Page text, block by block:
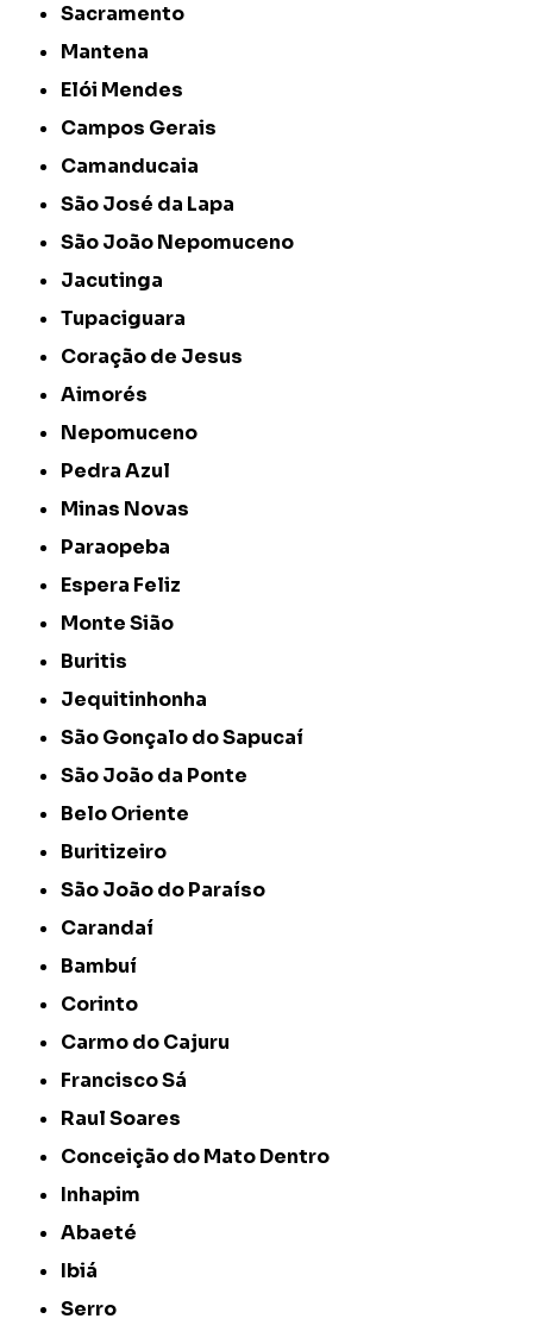
Sacramento
Mantena
Elói Mendes
Campos Gerais
Camanducaia
São José da Lapa
São João Nepomuceno
Jacutinga
Tupaciguara
Coração de Jesus
Aimorés
Nepomuceno
Pedra Azul
Minas Novas
Paraopeba
Espera Feliz
Monte Sião
Buritis
Jequitinhonha
São Gonçalo do Sapucaí
São João da Ponte
Belo Oriente
Buritizeiro
São João do Paraíso
Carandaí
Bambuí
Corinto
Carmo do Cajuru
Francisco Sá
Raul Soares
Conceição do Mato Dentro
Inhapim
Abaeté
Ibiá
Serro